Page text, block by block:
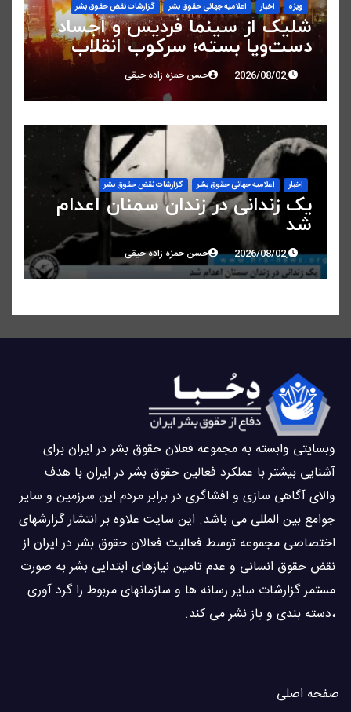
ویژه اخبار اعلاميه جهانی حقوق بشر گزارشات نقض حقوق بشر
شلیک از سینما فردیس و اجساد
دست‌وپا بسته؛ سرکوب انقلاب
ملی در البرز حسن حمزه زاده حیقی
اخبار اعلاميه جهانی حقوق بشر گزارشات نقض حقوق بشر
یک زندانی در زندان سمنان اعدام
شد
حسن حمزه زاده حیقی
وبسايتى وابسته به مجموعه فعلان حقوق بشر در ایران برای
آشنایی بيشتر با عملکرد فعالین حقوق بشر در ایران با هدف
والاى آگاهى سازی و افشاگرى در برابر مردم این سرزمین و ساير
جوامع بین المللى می باشد. این سایت علاوه بر انتشار گزارشهای
اختصاصی مجموعه توسط فعاليت فعالان حقوق بشر در ایران از
نقض حقوق انسانی و عدم تامین نیازهای ابتدایی بشر به صورت
مستمر گزارشات سایر رسانه ها و سازمانهای مربوط را گرد آوری
،دسته بندی و باز نشر می كند.
صفحه اصلی